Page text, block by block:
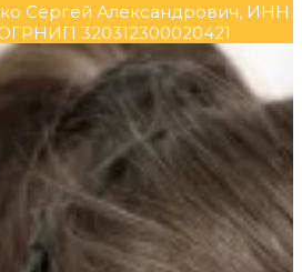
Сергей Александрович, ИНН
320312300020421